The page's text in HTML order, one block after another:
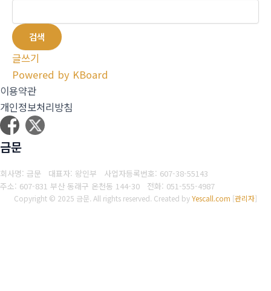
검색
글쓰기
Powered by KBoard
이용약관
개인정보처리방침
금문
회사명: 금문 대표자: 왕인부 사업자등록번호: 607-38-55143
주소: 607-831 부산 동래구 온천동 144-30 전화: 051-555-4987
Copyright © 2025 금문. All rights reserved. Created byYescall.com [관리자]